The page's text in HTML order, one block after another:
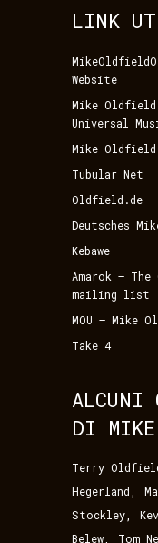
LINK
Website
Mike
Universal
Mike
Tubular Net
Oldfield.de
Deutsches
Kebawe
Amarok –
mailing list
MOU – Mike
Take 4
ALCUNI
DI MIKE
Terry
Hegerland,
Stockley,
Belew, Tom